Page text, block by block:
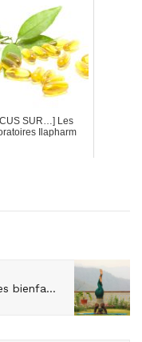
SUR…] Les
Ilapharm
Journée du yoga : quels sont les bienfaits du yoga ?